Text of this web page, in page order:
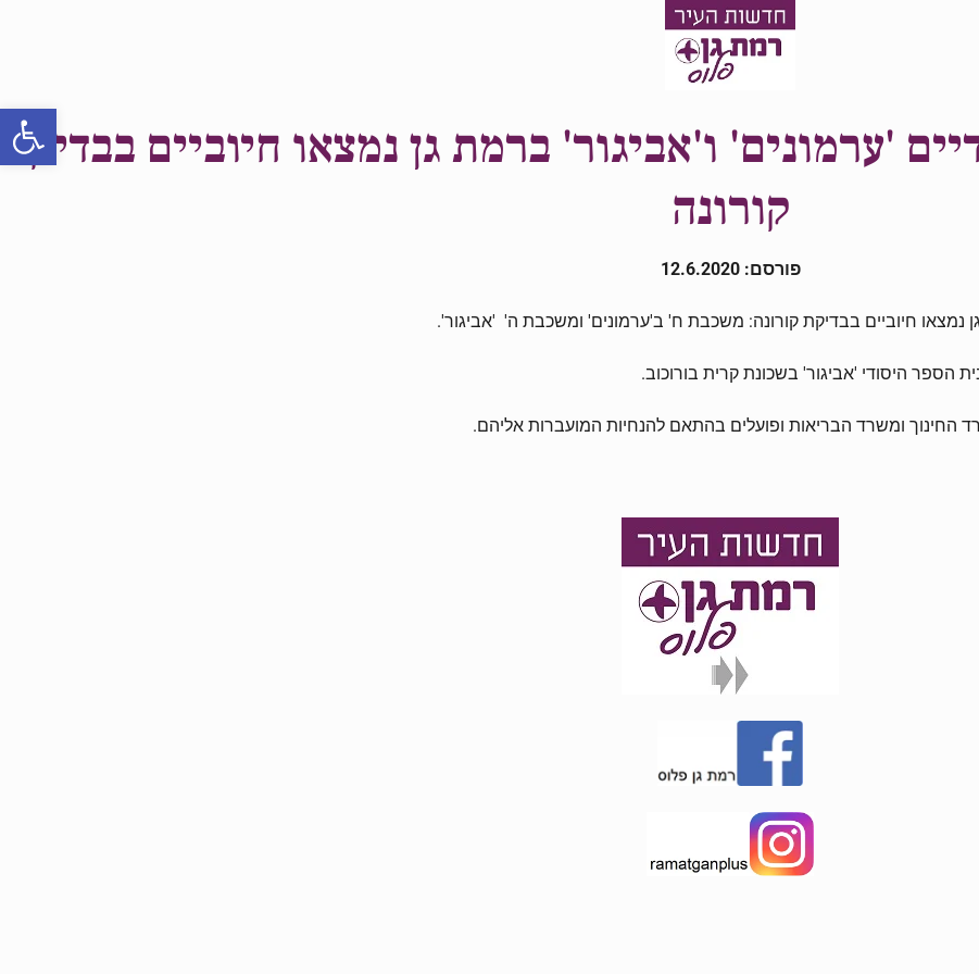
'ערמונים' ו'אביגור' ברמת גן נמצאו חיוביים בבדיקת
קורונה
פורסם: 12.6.2020
חיוביים בבדיקת קורונה: משכבת ח' ב'ערמונים' ומשכבת ה' 'אביגור'.
הספר היסודי 'אביגור' בשכונת קרית בורוכוב.
ומשרד הבריאות ופועלים בהתאם להנחיות המועברות אליהם.
פתח